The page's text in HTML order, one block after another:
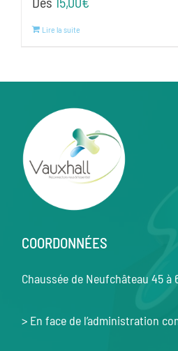
Lire la suite
COORDONNÉES
Chaussée de Neufchâteau 45 à
> En face de l’administration